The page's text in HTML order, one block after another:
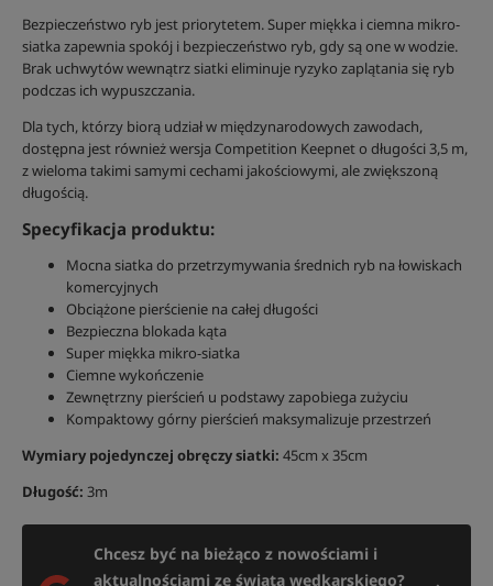
Bezpieczeństwo ryb jest priorytetem. Super miękka i ciemna mikro-
siatka zapewnia spokój i bezpieczeństwo ryb, gdy są one w wodzie.
Brak uchwytów wewnątrz siatki eliminuje ryzyko zaplątania się ryb
podczas ich wypuszczania.
Dla tych, którzy biorą udział w międzynarodowych zawodach,
dostępna jest również wersja Competition Keepnet o długości 3,5 m,
z wieloma takimi samymi cechami jakościowymi, ale zwiększoną
długością.
Specyfikacja produktu:
Mocna siatka do przetrzymywania średnich ryb na łowiskach
komercyjnych
Obciążone pierścienie na całej długości
Bezpieczna blokada kąta
Super miękka mikro-siatka
Ciemne wykończenie
Zewnętrzny pierścień u podstawy zapobiega zużyciu
Kompaktowy górny pierścień maksymalizuje przestrzeń
Wymiary pojedynczej obręczy siatki: 45cm x 35cm
Długość: 3m
Chcesz być na bieżąco z nowościami i
aktualnościami ze świata wędkarskiego?